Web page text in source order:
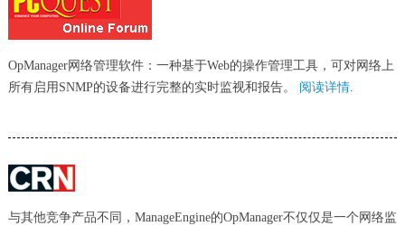
OpManager网络管理软件：一种基于Web的操作管理工具，可对网络上
所有启用SNMP的设备进行完整的实时监视和报告。 阅读详情.
与其他竞争产品不同，ManageEngine的OpManager不仅仅是一个网络监